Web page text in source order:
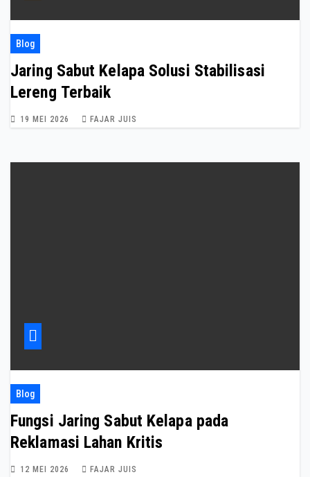
Blog
Jaring Sabut Kelapa Solusi Stabilisasi
Lereng Terbaik
19 MEI 2026 FAJAR JUIS
Blog
Fungsi Jaring Sabut Kelapa pada
Reklamasi Lahan Kritis
12 MEI 2026 FAJAR JUIS